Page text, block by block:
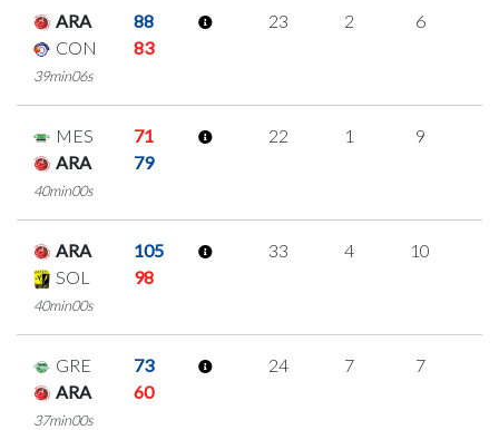
ARA
88
CON
83
39min06s
23 2 6
MES
71
ARA
79
40min00s
22 1 9
ARA
105
SOL
98
40min00s
33 4 10
GRE
73
ARA
60
37min00s
24 7 7